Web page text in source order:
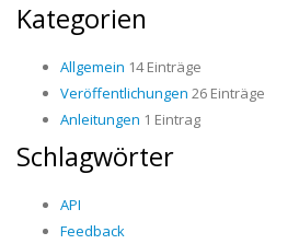
Kategorien
Allgemein 14 Einträge
Veröffentlichungen 26 Einträge
Anleitungen 1 Eintrag
Schlagwörter
API
Feedback